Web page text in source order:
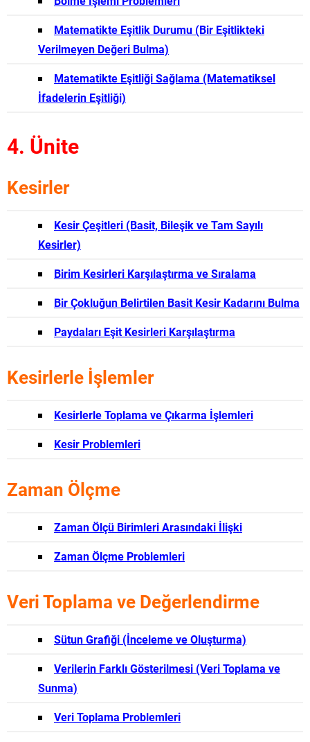
Matematikte Eşitlik Durumu (Bir Eşitlikteki
Verilmeyen Değeri Bulma)
Matematikte Eşitliği Sağlama (Matematiksel
İfadelerin Eşitliği)
4. Ünite
Kesirler
Kesir Çeşitleri (Basit, Bileşik ve Tam Sayılı
Kesirler)
Birim Kesirleri Karşılaştırma ve Sıralama
Bir Çokluğun Belirtilen Basit Kesir Kadarını Bulma
Paydaları Eşit Kesirleri Karşılaştırma
Kesirlerle İşlemler
Kesirlerle Toplama ve Çıkarma İşlemleri
Kesir Problemleri
Zaman Ölçme
Zaman Ölçü Birimleri Arasındaki İlişki
Zaman Ölçme Problemleri
Veri Toplama ve Değerlendirme
Sütun Grafiği (İnceleme ve Oluşturma)
Verilerin Farklı Gösterilmesi (Veri Toplama ve
Sunma)
Veri Toplama Problemleri